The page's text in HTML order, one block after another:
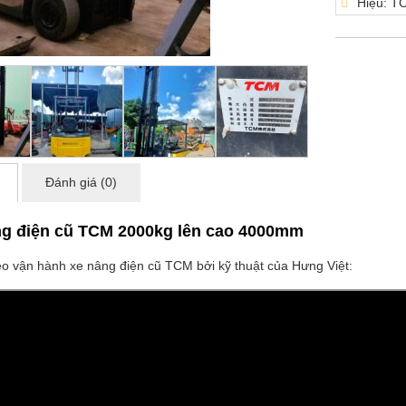
Đánh giá (0)
điện cũ TCM 2000kg lên cao 4000mm
vận hành xe nâng điện cũ TCM bởi kỹ thuật của Hưng Việt: